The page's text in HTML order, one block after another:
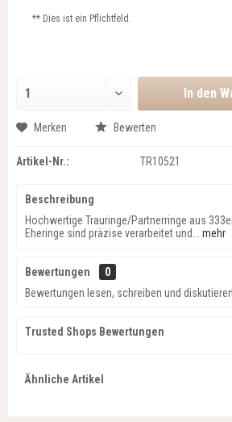
** Dies ist ein Pflichtfeld.
In den
Merken Bewerten
Artikel-Nr.: TR10521
Beschreibung
Hochwertige Trauringe/Partnerringe aus
Eheringe sind präzise verarbeitet und...
mehr
Bewertungen
0
Bewertungen lesen, schreiben und
Trusted Shops Bewertungen
Ähnliche Artikel